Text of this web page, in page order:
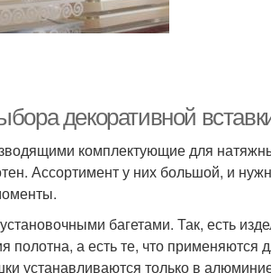
декоративной
комплектующие для
Ассортимент у них большой, и
багетами. Так, есть
полотна, а есть те, что применяются
устанавливаются только в